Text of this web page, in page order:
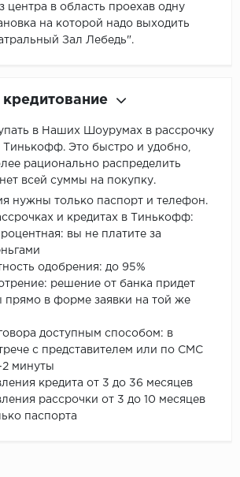
центра в область проехав одну
на которой надо выходить
Зал Лебедь".
кредитование
в Наших Шоурумах в рассрочку
Тинькофф. Это быстро и удобно,
рационально распределить
всей суммы на покупку.
нужны только паспорт и телефон.
и кредитах в Тинькофф:
вы не платите за
одобрения: до 95%
решение от банка придет
прямо в форме заявки на той же
доступным способом: в
с представителем или по СМС
2 минуты
кредита от 3 до 36 месяцев
рассрочки от 3 до 10 месяцев
паспорта